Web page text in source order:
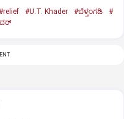
#U.T. Khader #ಬೆಳ್ತಂಗಡಿ
#